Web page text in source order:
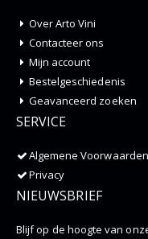
Over Arto Vini
Contacteer ons
Mijn account
Bestelgeschiedenis
Geavanceerd zoeken
SERVICE
Algemene Voorwaarden
Privacy
NIEUWSBRIEF
Blijf op de hoogte van